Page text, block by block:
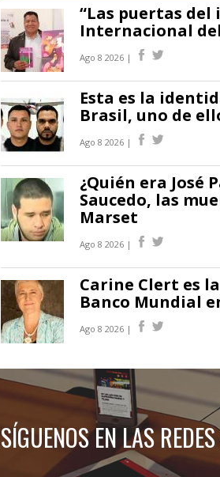
“Las puertas del
Internacional
Ago 8 2026 |
Esta es la
Brasil, uno de
Ago 8 2026 |
¿Quién era José
Saucedo, las
Marset
Ago 8 2026 |
Carine Clert es
Banco Mundial
Ago 8 2026 |
SÍGUENOS EN LAS